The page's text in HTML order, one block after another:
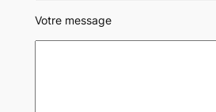
Votre message